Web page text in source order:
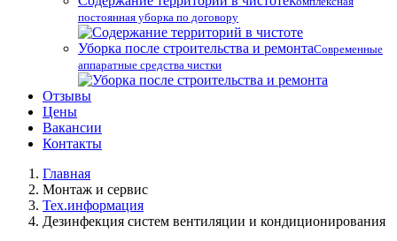
постоянная уборка по договору
Уборка после строительства и ремонтаСовременные
аппаратные средства чистки
Отзывы
Цены
Вакансии
Контакты
Главная
Монтаж и сервис
Тех.информация
Дезинфекция систем вентиляции и кондиционирования